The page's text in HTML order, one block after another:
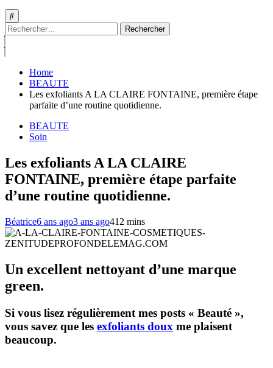
Rechercher :
Home
BEAUTE
Les exfoliants A LA CLAIRE FONTAINE, première étape
parfaite d’une routine quotidienne.
BEAUTE
Soin
Les exfoliants A LA CLAIRE
FONTAINE, première étape parfaite
d’une routine quotidienne.
Béatrice6 ans ago3 ans ago412 mins
Un excellent nettoyant d’une marque
green.
Si vous lisez régulièrement mes posts « Beauté »,
vous savez que les exfoliants doux me plaisent
beaucoup.